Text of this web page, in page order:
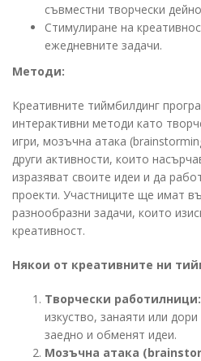
съвместни творчески
Стимулиране на
ежедневните задачи.
Методи:
Креативните тиймбилдинг
интерактивни методи като
игри, мозъчна атака
други активности, които
изразяват своите идеи и да
проекти. Участниците ще имат
разнообразни задачи, които
креативност.
Някои от креативните ни
Творчески работилници:
изкуство, занаяти или
заедно и обменят идеи.
Мозъчна атака